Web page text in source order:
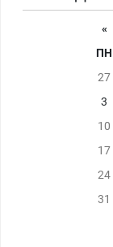
«
ПН
27
3
10
17
24
31